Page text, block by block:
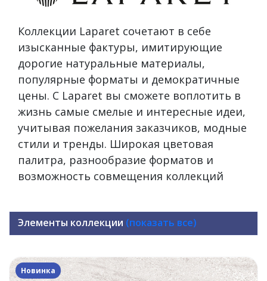
Коллекции Laparet сочетают в себе
изысканные фактуры, имитирующие
дорогие натуральные материалы,
популярные форматы и демократичные
цены. С Laparet вы сможете воплотить в
жизнь самые смелые и интересные идеи,
учитывая пожелания заказчиков, модные
стили и тренды. Широкая цветовая
палитра, разнообразие форматов и
возможность совмещения коллекций
Элементы коллекции (показать все)
Новинка